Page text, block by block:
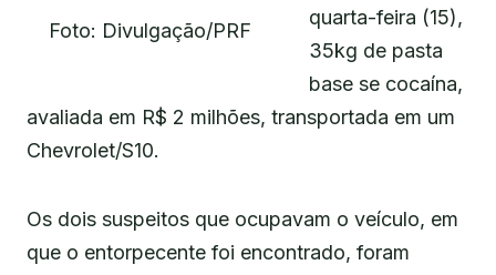
Foto: Divulgação/PRF
quarta-feira (15),
35kg de pasta
base se cocaína,
avaliada em R$ 2 milhões, transportada em um
Chevrolet/S10.
Os dois suspeitos que ocupavam o veículo, em
que o entorpecente foi encontrado, foram